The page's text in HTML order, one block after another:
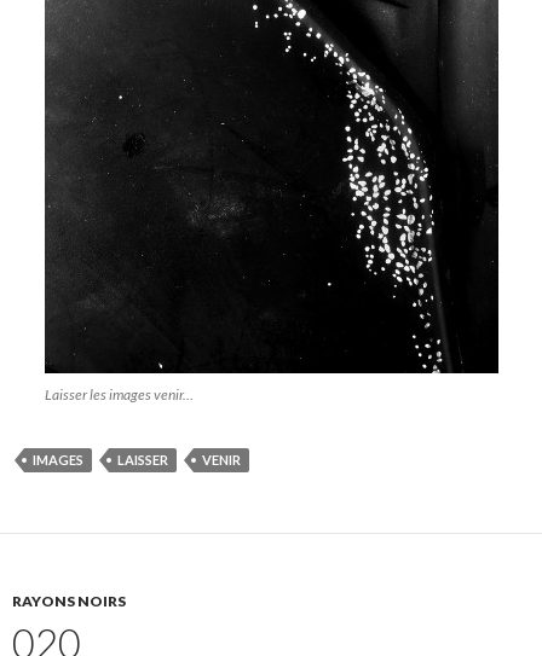
Laisser les images venir…
IMAGES LAISSER VENIR
RAYONS NOIRS
020